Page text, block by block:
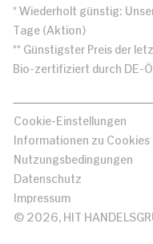
* Wiederholt günstig:
Tage (Aktion)
** Günstigster Preis der
Bio-zertifiziert durch DE-
Cookie-Einstellungen
Informationen zu Cookies
Nutzungsbedingungen
Datenschutz
Impressum
© 2026, HIT